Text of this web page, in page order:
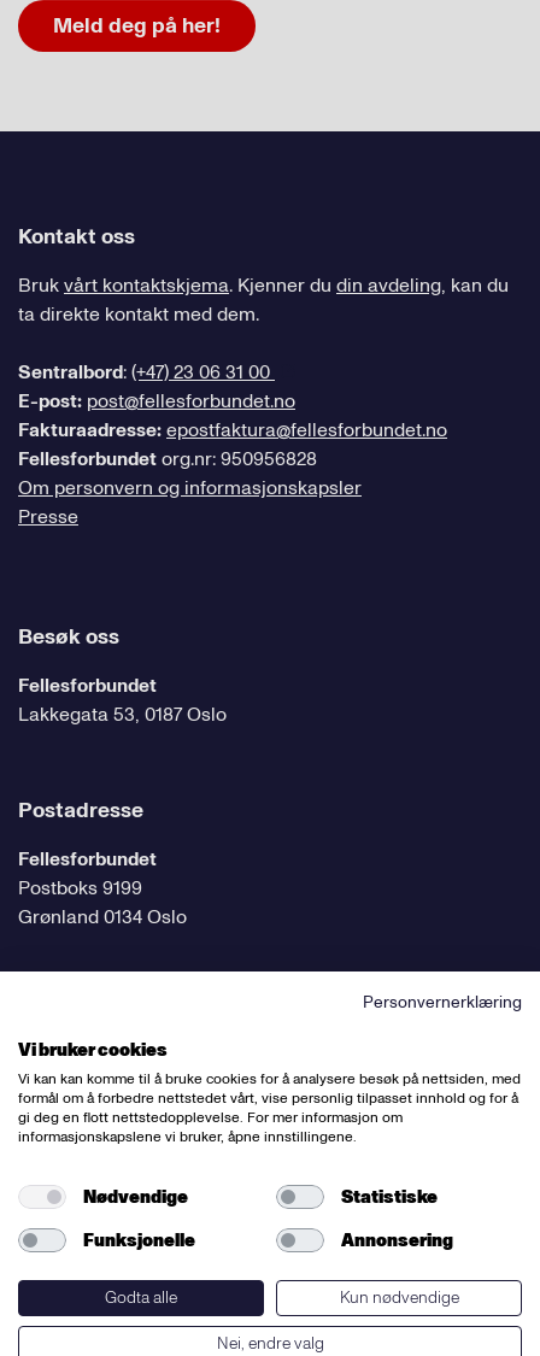
Meld deg på her!
Kontakt oss
Brukvårt kontaktskjema. Kjenner du din avdeling, kan du
ta direkte kontakt med dem.
Sentralbord:(+47) 23 06 31 00
E-post: post@fellesforbundet.no
Fakturaadresse:epostfaktura@fellesforbundet.no
Fellesforbundetorg.nr: 950956828
Om personvern og informasjonskapsler
Presse
Besøk oss
Fellesforbundet
Lakkegata 53, 0187 Oslo
Postadresse
Fellesforbundet
Postboks 9199
Grønland 0134 Oslo
Følg oss på sosiale medier
Nettredaktør:Willy Bergsnov
Varsling og etiske retningslinjer
Redegjørelse etter åpenhetsloven
Personvernerklæring
Vi bruker cookies
Vi kan kan komme til å bruke cookies for å analysere besøk på nettsiden, med
formål om å forbedre nettstedet vårt, vise personlig tilpasset innhold og for å
gi deg en flott nettstedopplevelse. For mer informasjon om
informasjonskapslene vi bruker, åpne innstillingene.
Nødvendige
Statistiske
Funksjonelle
Annonsering
Godta alle
Kun nødvendige
Nei, endre valg